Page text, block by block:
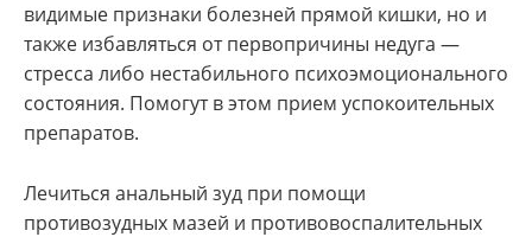
видимые признаки болезней прямой кишки, но и
также избавляться от первопричины недуга —
стресса либо нестабильного психоэмоционального
состояния. Помогут в этом прием успокоительных
препаратов.
Лечиться анальный зуд при помощи
противозудных мазей и противовоспалительных